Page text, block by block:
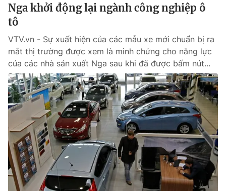
Nga khởi động lại ngành công nghiệp ô
tô
VTV.vn - Sự xuất hiện của các mẫu xe mới chuẩn bị ra
mắt thị trường được xem là minh chứng cho năng lực
của các nhà sản xuất Nga sau khi đã được bấm nút...